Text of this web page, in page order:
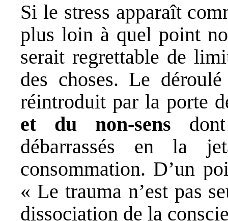
Si le stress apparaît
plus loin à quel point
serait regrettable de
des choses. Le
réintroduit par la porte
et du non-sens
débarrassés en la
consommation. D’un
« Le trauma n’est pas
dissociation de la